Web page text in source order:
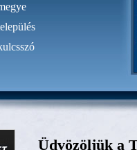
Üdvözöljük a